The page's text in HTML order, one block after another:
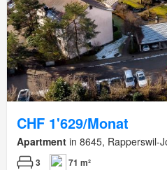
CHF 1'629/Monat
Apartment in 8645, Rapperswil-
3 71 m²